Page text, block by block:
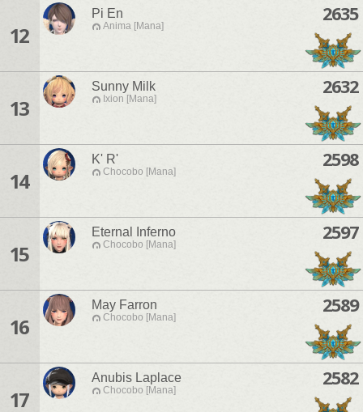
12
Pi En
Anima [Mana]
2635
13
Sunny Milk
Ixion [Mana]
2632
14
K' R'
Chocobo [Mana]
2598
15
Eternal Inferno
Chocobo [Mana]
2597
16
May Farron
Chocobo [Mana]
2589
17
Anubis Laplace
Chocobo [Mana]
2582